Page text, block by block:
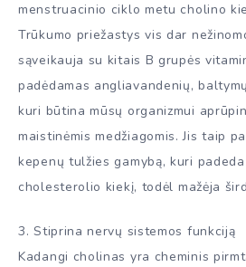
menstruacinio ciklo metu cholino
Trūkumo priežastys vis dar
sąveikauja su kitais B grupės
padėdamas angliavandenių,
kuri būtina mūsų organizmui
maistinėmis medžiagomis. Jis taip
kepenų tulžies gamybą, kuri
cholesterolio kiekį, todėl mažėja
3. Stiprina nervų sistemos funkciją
Kadangi cholinas yra cheminis